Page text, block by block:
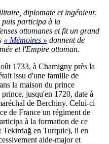
diplomate et ingénieur.
puis participa à la
ottomanes et fit un grand
« Mémoires » donnent de
et l'Empire ottoman.
1733, à Chamigny près la
issu d'une famille de
la maison du prince
jusqu'en 1720, date à
de Berchiny. Celui-ci
de France un régiment de
à la formation de ce
Tekirdağ en Turquie), il en
aide-major et